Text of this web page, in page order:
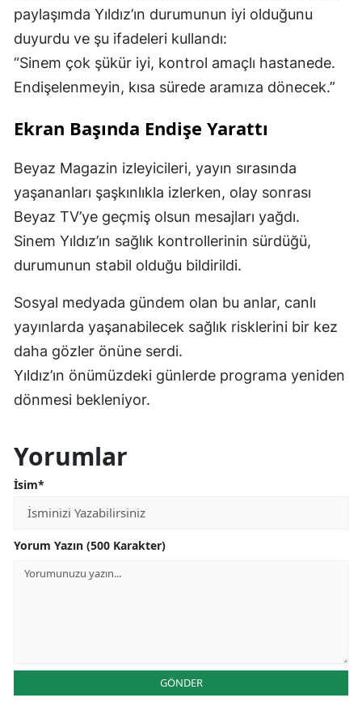
paylaşımda Yıldız’ın durumunun iyi olduğunu
duyurdu ve şu ifadeleri kullandı:
“Sinem çok şükür iyi, kontrol amaçlı hastanede.
Endişelenmeyin, kısa sürede aramıza dönecek.”
Ekran Başında Endişe Yarattı
Beyaz Magazin izleyicileri, yayın sırasında
yaşananları şaşkınlıkla izlerken, olay sonrası
Beyaz TV’ye geçmiş olsun mesajları yağdı.
Sinem Yıldız’ın sağlık kontrollerinin sürdüğü,
durumunun stabil olduğu bildirildi.
Sosyal medyada gündem olan bu anlar, canlı
yayınlarda yaşanabilecek sağlık risklerini bir kez
daha gözler önüne serdi.
Yıldız’ın önümüzdeki günlerde programa yeniden
dönmesi bekleniyor.
Yorumlar
İsim*
Yorum Yazın (500 Karakter)
GÖNDER